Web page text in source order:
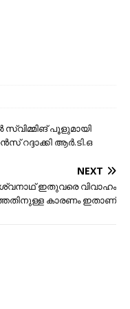
സ്വിമ്മിങ് പൂളുമായി
ആർ.ടി.ഒ
NEXT
ഇതുവരെ വിവാഹം
കാരണം ഇതാണ്